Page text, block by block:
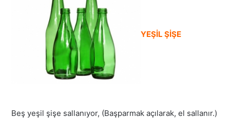
YEŞİL ŞİŞE
Beş yeşil şişe sallanıyor, (Başparmak açılarak, el sallanır.)